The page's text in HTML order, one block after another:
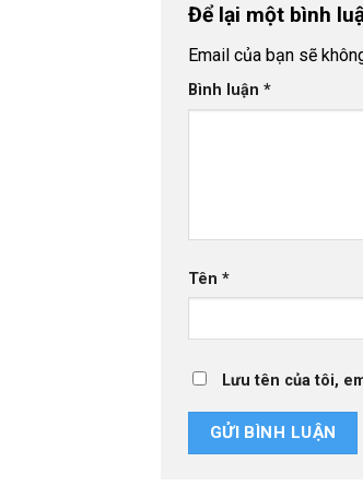
Để lại một bình
Email của bạn sẽ
Bình luận *
Tên *
Lưu tên của tôi,